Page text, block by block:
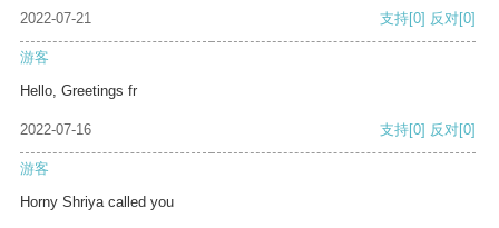
2022-07-21 支持[0] 反对[0]
游客
Hello, Greetings fr
2022-07-16 支持[0] 反对[0]
游客
Horny Shriya called you